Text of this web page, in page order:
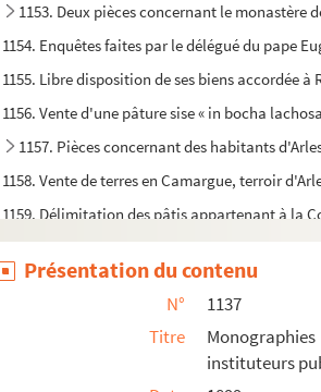
1153. Deux pièces concernant le monastère
1154. Enquêtes faites par le délégué du pape
1155. Libre disposition de ses biens accordée
1156. Vente d'une pâture sise « in bocha
1157. Pièces concernant des habitants
1158. Vente de terres en Camargue, terroir
1159. Délimitation des pâtis appartenant à la
1160. [Titre absent ou non renseigné]
1161. Pièces de procédure entre les consuls
1162. Pièces de procédure entre les consuls
1163. Pièces de procédure entre les consuls
Présentation du contenu
N°
1137
Titre
instituteurs